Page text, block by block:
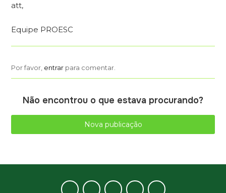
att,
Equipe PROESC
Por favor, entrar para comentar.
Não encontrou o que estava procurando?
Nova publicação